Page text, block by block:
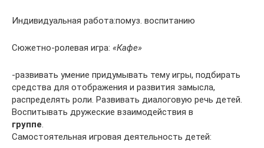
Индивидуальная работа:помуз. воспитанию
Сюжетно-ролевая игра: «Кафе»
-развивать умение придумывать тему игры, подбирать
средства для отображения и развития замысла,
распределять роли. Развивать диалоговую речь детей.
Воспитывать дружеские взаимодействия в
группе.
Самостоятельная игровая деятельность детей: